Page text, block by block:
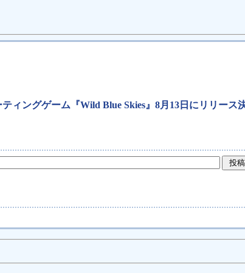
ィングゲーム『Wild Blue Skies』8月13日にリリー